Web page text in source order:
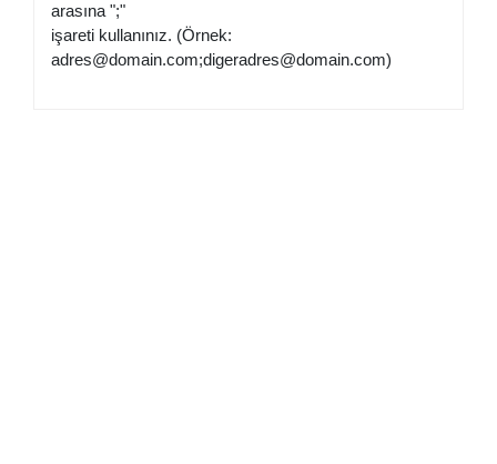
arasına ";"
işareti kullanınız. (Örnek:
adres@domain.com;digeradres@domain.com)